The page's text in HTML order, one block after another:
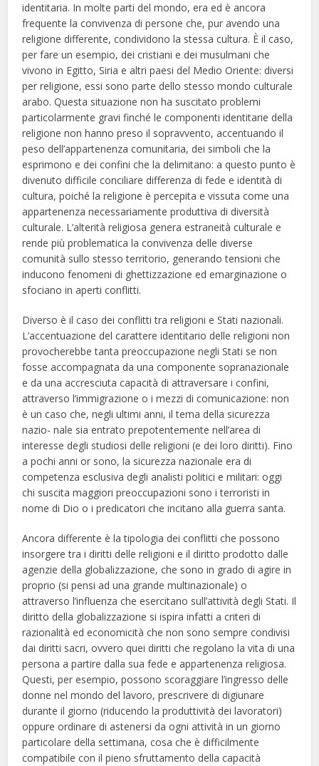
identitaria. In molte parti del mondo, era ed è ancora
frequente la convivenza di persone che, pur avendo una
religione differente, condividono la stessa cultura. È il caso,
per fare un esempio, dei cristiani e dei musulmani che
vivono in Egitto, Siria e altri paesi del Medio Oriente: diversi
per religione, essi sono parte dello stesso mondo culturale
arabo. Questa situazione non ha suscitato problemi
particolarmente gravi finché le componenti identitarie della
religione non hanno preso il sopravvento, accentuando il
peso dell’appartenenza comunitaria, dei simboli che la
esprimono e dei confini che la delimitano: a questo punto è
divenuto difficile conciliare differenza di fede e identità di
cultura, poiché la religione è percepita e vissuta come una
appartenenza necessariamente produttiva di diversità
culturale. L’alterità religiosa genera estraneità culturale e
rende più problematica la convivenza delle diverse
comunità sullo stesso territorio, generando tensioni che
inducono fenomeni di ghettizzazione ed emarginazione o
sfociano in aperti conflitti.
Diverso è il caso dei conflitti tra religioni e Stati nazionali.
L’accentuazione del carattere identitario delle religioni non
provocherebbe tanta preoccupazione negli Stati se non
fosse accompagnata da una componente sopranazionale
e da una accresciuta capacità di attraversare i confini,
attraverso l’immigrazione o i mezzi di comunicazione: non
è un caso che, negli ultimi anni, il tema della sicurezza
nazio- nale sia entrato prepotentemente nell’area di
interesse degli studiosi delle religioni (e dei loro diritti). Fino
a pochi anni or sono, la sicurezza nazionale era di
competenza esclusiva degli analisti politici e militari: oggi
chi suscita maggiori preoccupazioni sono i terroristi in
nome di Dio o i predicatori che incitano alla guerra santa.
Ancora differente è la tipologia dei conflitti che possono
insorgere tra i diritti delle religioni e il diritto prodotto dalle
agenzie della globalizzazione, che sono in grado di agire in
proprio (si pensi ad una grande multinazionale) o
attraverso l’influenza che esercitano sull’attività degli Stati. Il
diritto della globalizzazione si ispira infatti a criteri di
razionalità ed economicità che non sono sempre condivisi
dai diritti sacri, ovvero quei diritti che regolano la vita di una
persona a partire dalla sua fede e appartenenza religiosa.
Questi, per esempio, possono scoraggiare l’ingresso delle
donne nel mondo del lavoro, prescrivere di digiunare
durante il giorno (riducendo la produttività dei lavoratori)
oppure ordinare di astenersi da ogni attività in un giorno
particolare della settimana, cosa che è difficilmente
compatibile con il pieno sfruttamento della capacità